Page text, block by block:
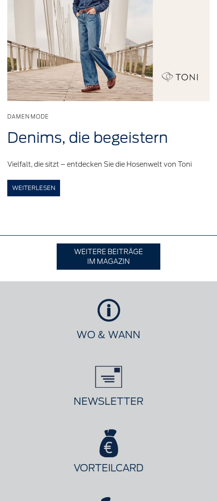
DAMENMODE
Denims, die begeistern
Vielfalt, die sitzt – entdecken Sie die Hosenwelt von Toni
WEITERLESEN
WEITERE BEITRÄGE
IM MAGAZIN
WO & WANN
NEWSLETTER
VORTEILCARD